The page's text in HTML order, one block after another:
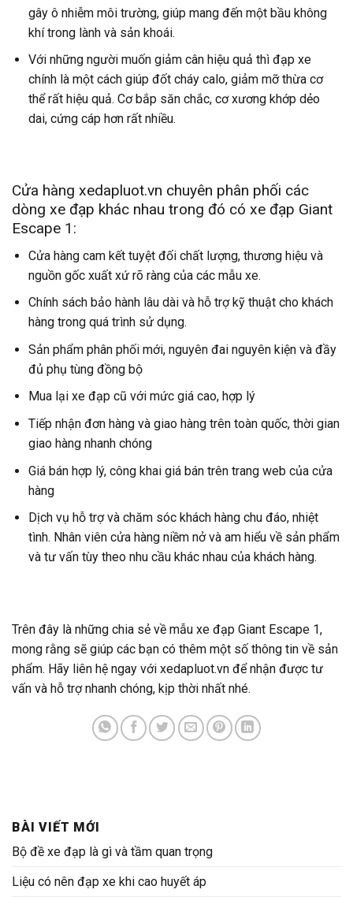
gây ô nhiễm môi trường, giúp mang đến một bầu không
khí trong lành và sản khoái.
Với những người muốn giảm cân hiệu quả thì đạp xe
chính là một cách giúp đốt cháy calo, giảm mỡ thừa cơ
thể rất hiệu quả. Cơ bắp săn chắc, cơ xương khớp dẻo
dai, cứng cáp hơn rất nhiều.
Cửa hàng xedapluot.vn chuyên phân phối các
dòng xe đạp khác nhau trong đó có xe đạp Giant
Escape 1:
Cửa hàng cam kết tuyệt đối chất lượng, thương hiệu và
nguồn gốc xuất xứ rõ ràng của các mẫu xe.
Chính sách bảo hành lâu dài và hỗ trợ kỹ thuật cho khách
hàng trong quá trình sử dụng.
Sản phẩm phân phối mới, nguyên đai nguyên kiện và đầy
đủ phụ tùng đồng bộ
Mua lại xe đạp cũ với mức giá cao, hợp lý
Tiếp nhận đơn hàng và giao hàng trên toàn quốc, thời gian
giao hàng nhanh chóng
Giá bán hợp lý, công khai giá bán trên trang web của cửa
hàng
Dịch vụ hỗ trợ và chăm sóc khách hàng chu đáo, nhiệt
tình. Nhân viên cửa hàng niềm nở và am hiểu về sản phẩm
và tư vấn tùy theo nhu cầu khác nhau của khách hàng.
Trên đây là những chia sẻ về mẫu xe đạp Giant Escape 1,
mong rằng sẽ giúp các bạn có thêm một số thông tin về sản
phẩm. Hãy liên hệ ngay với xedapluot.vn để nhận được tư
vấn và hỗ trợ nhanh chóng, kịp thời nhất nhé.
BÀI VIẾT MỚI
Bộ đề xe đạp là gì và tầm quan trọng
Liệu có nên đạp xe khi cao huyết áp